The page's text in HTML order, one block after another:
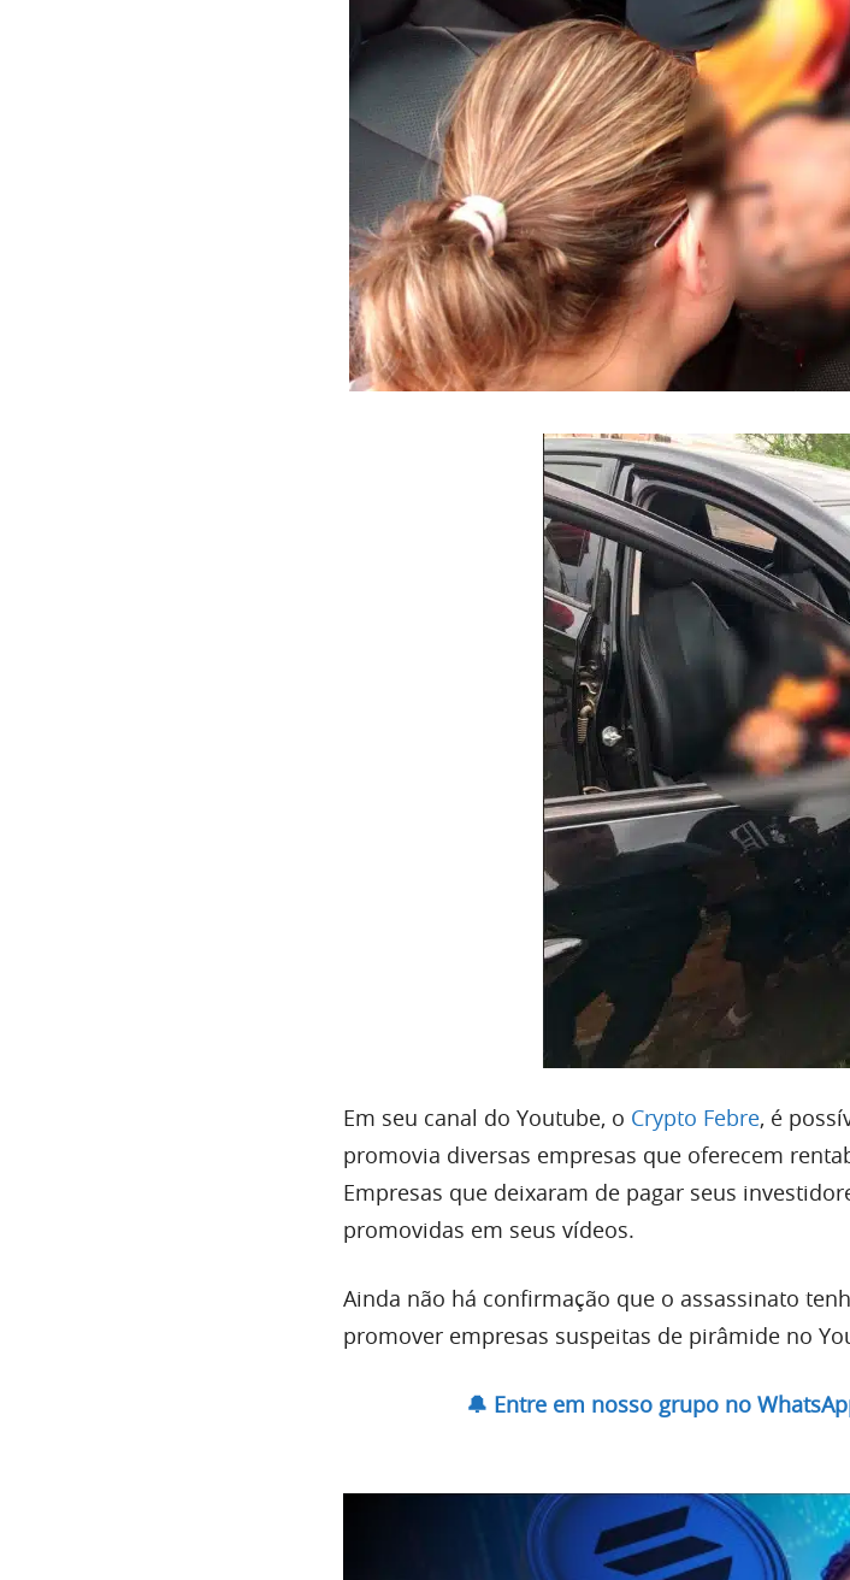
Em seu canal do Youtube, o Crypto Febre, é
promovia diversas empresas que oferecem
Empresas que deixaram de pagar seus
promovidas em seus vídeos.
Ainda não há confirmação que o assassinato
promover empresas suspeitas de pirâmide no
🔔 Entre em nosso grupo no